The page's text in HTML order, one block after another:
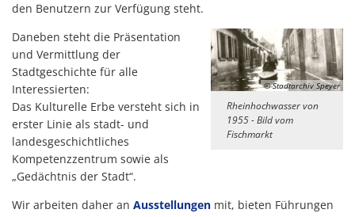
den Benutzern zur Verfügung steht.
© Stadtarchiv Speyer
Rheinhochwasser von
1955 - Bild vom
Fischmarkt
Daneben steht die Präsentation
und Vermittlung der
Stadtgeschichte für alle
Interessierten:
Das Kulturelle Erbe versteht sich in
erster Linie als stadt- und
landesgeschichtliches
Kompetenzzentrum sowie als
„Gedächtnis der Stadt“.
Wir arbeiten daher an Ausstellungen mit, bieten Führungen